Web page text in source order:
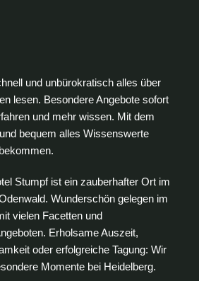
und unbürokratisch alles über
lesen. Besondere Angebote sofort
und mehr wissen. Mit dem
bequem alles Wissenswerte
Stumpf ist ein zauberhafter Ort im
Wunderschön gelegen im
vielen Facetten und
Erholsame Auszeit,
oder erfolgreiche Tagung: Wir
Momente bei Heidelberg.